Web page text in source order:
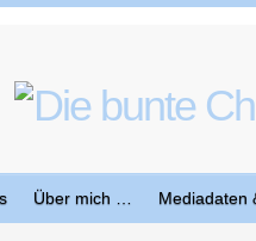
Über mich … Mediadaten